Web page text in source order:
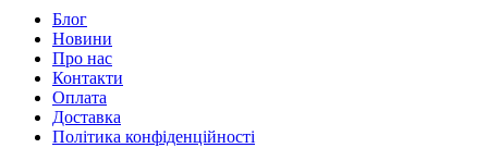
Блог
Новини
Про нас
Контакти
Оплата
Доставка
Політика конфіденційності